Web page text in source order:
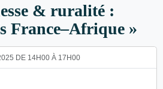
& ruralité :
France–Afrique »
DE 14H00 À 17H00